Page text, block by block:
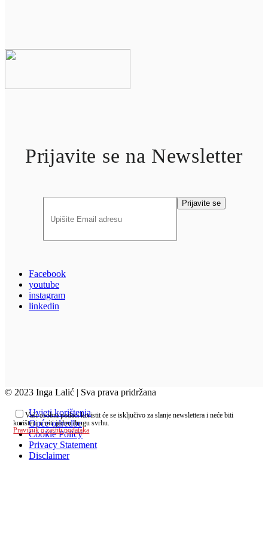
Prijavite se na Newsletter
Vaši osobni podaci koristit će se isključivo za slanje newslettera i neće biti
korišteni u niti jednu drugu svrhu.
Pravilnik o zaštiti podataka
Facebook
youtube
instagram
linkedin
© 2023 Inga Lalić | Sva prava pridržana
Uvjeti korištenja
Opće odredbe
Cookie Policy
Privacy Statement
Disclaimer